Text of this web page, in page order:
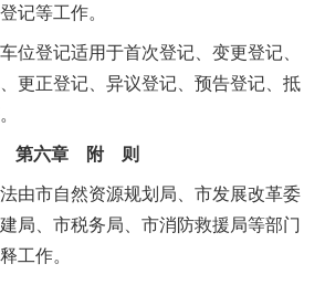
记等工作。
位登记适用于首次登记、变更登记、
更正登记、异议登记、预告登记、抵
第六章 附 则
由市自然资源规划局、市发展改革委
局、市税务局、市消防救援局等部门
工作。